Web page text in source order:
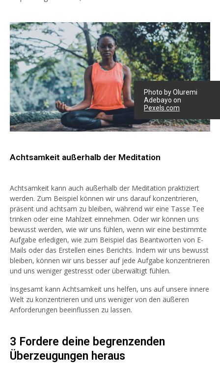
Photo by Oluremi
Adebayo on
Pexels.com
Achtsamkeit außerhalb der Meditation
Achtsamkeit kann auch außerhalb der Meditation praktiziert
werden. Zum Beispiel können wir uns darauf konzentrieren,
präsent und achtsam zu bleiben, während wir eine Tasse Tee
trinken oder eine Mahlzeit einnehmen. Oder wir können uns
bewusst werden, wie wir uns fühlen, wenn wir eine bestimmte
Aufgabe erledigen, wie zum Beispiel das Beantworten von E-
Mails oder das Erstellen eines Berichts. Indem wir uns bewusst
bleiben, können wir uns besser auf jede Aufgabe konzentrieren
und uns weniger gestresst oder überwältigt fühlen.
Insgesamt kann Achtsamkeit uns helfen, uns auf unsere innere
Welt zu konzentrieren und uns weniger von den äußeren
Anforderungen beeinflussen zu lassen.
3 Fordere deine begrenzenden
Überzeugungen heraus